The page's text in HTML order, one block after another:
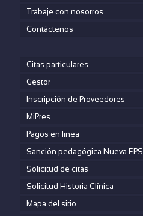
Trabaje con nosotros
Contáctenos
Citas particulares
Gestor
Inscripción de Proveedores
MiPres
Pagos en linea
Sanción pedagógica Nueva EPS
Solicitud de citas
Solicitud Historia Clínica
Mapa del sitio